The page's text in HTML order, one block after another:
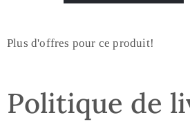
Plus d'offres pour ce produit!
Politique de